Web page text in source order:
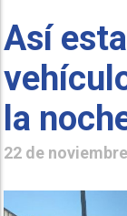
Así
la
22 de